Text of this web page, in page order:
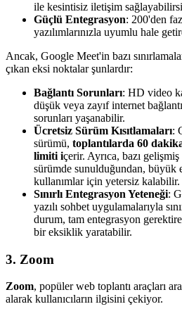
ile kesintisiz iletişim
Güçlü Entegrasyon: 200'den
yazılımlarınızla uyumlu hale
Ancak, Google Meet'in bazı
çıkan eksi noktalar şunlardır:
Bağlantı Sorunları: HD video
düşük veya zayıf internet
sorunları yaşanabilir.
Ücretsiz Sürüm Kısıtlamaları:
sürümü, toplantılarda 60 dakika
limiti içerir. Ayrıca, bazı
sürümde sunulduğundan, büyük
kullanımlar için yetersiz kalabilir.
Sınırlı Entegrasyon Yeteneği:
yazılı sohbet uygulamalarıyla
durum, tam entegrasyon
bir eksiklik yaratabilir.
3. Zoom
Zoom, popüler web toplantı araçları
alarak kullanıcıların ilgisini çekiyor.